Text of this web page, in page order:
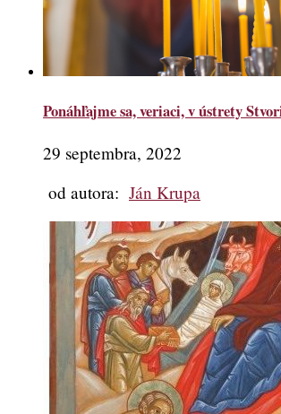
Ponáhľajme sa, veriaci, v ústrety
29 septembra, 2022
od autora: Ján Krupa